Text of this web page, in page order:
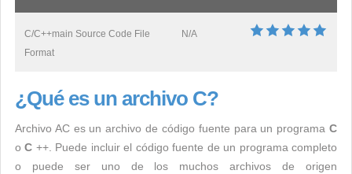
C/C++main Source Code File
Format
N/A
¿Qué es un archivo C?
Archivo AC es un archivo de código fuente para un programa C
oC ++. Puede incluir el código fuente de un programa completo
o puede ser uno de los muchos archivos de origen